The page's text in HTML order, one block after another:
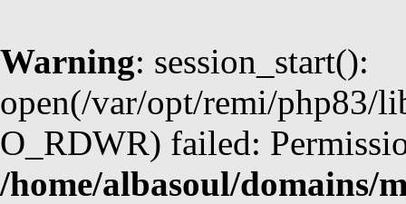
Warning: session_start():
open(/var/opt/remi/php83/
O_RDWR) failed:
/home/albasoul/domains/